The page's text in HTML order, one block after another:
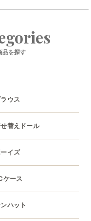
品を探す
ウス
替えドール
イズ
ケース
ハット